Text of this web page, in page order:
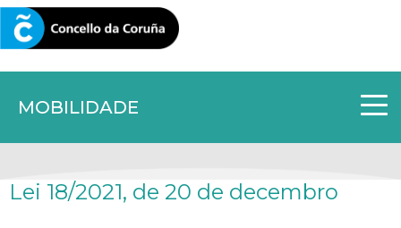
MOBILIDADE
CORUNA.GAL
Lei 18/2021, de 20 de decembro